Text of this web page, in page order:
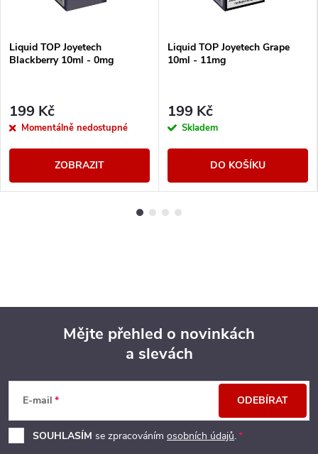
Liquid TOP Joyetech
Blackberry 10ml - 0mg
199 Kč
Momentálně nedostupné
ZOBRAZIT
Liquid TOP Joyetech Grape
10ml - 11mg
199 Kč
Skladem
DO KOŠÍKU
p
Mějte přehled o novinkách
a slevách
E-mail
SOUHLASÍM se zpracováním osobních údajů.
ODEBÍRAT